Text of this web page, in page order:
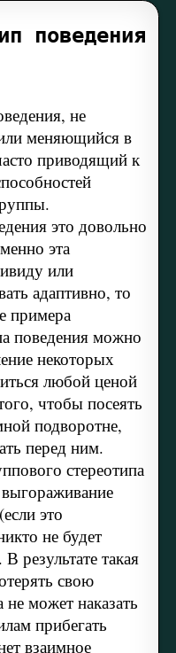
поведения
не
меняющийся в
приводящий к
это довольно
эта
или
адаптивно, то
примера
поведения можно
некоторых
любой ценой
чтобы посеять
подворотне,
перед ним.
стереотипа
это
не будет
результате такая
свою
может наказать
прибегать
взаимное